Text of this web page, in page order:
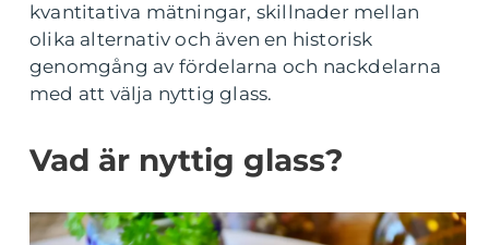
kvantitativa mätningar, skillnader mellan
olika alternativ och även en historisk
genomgång av fördelarna och nackdelarna
med att välja nyttig glass.
Vad är nyttig glass?